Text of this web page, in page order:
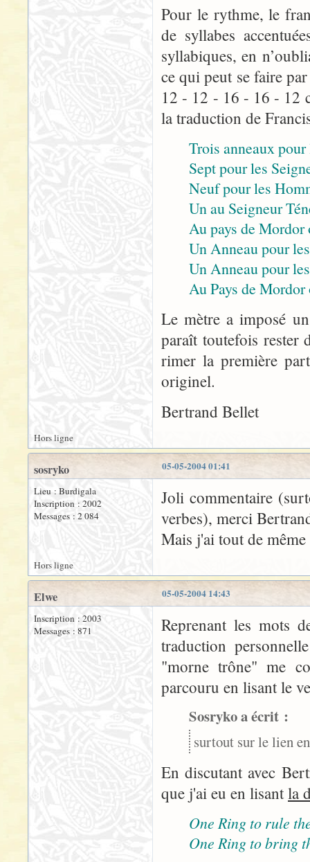
Pour le rythme, le
de syllabes
syllabiques, en
ce qui peut se faire
12 - 12 - 16 - 16 - 12
la traduction de
Trois anneaux
Sept pour les
Neuf pour les
Un au Seigneur
Au pays de Mordor
Un Anneau pour
Un Anneau pour
Au Pays de Mordor
Le mètre a imposé
paraît toutefois rester
rimer la première
originel.
Bertrand Bellet
Hors ligne
05-05-2004 01:41
sosryko
Lieu : Burdigala
Inscription : 2002
Messages : 2 084
Joli commentaire
verbes), merci
Mais j'ai tout de
Hors ligne
05-05-2004 14:43
Elwe
Inscription : 2003
Messages : 871
Reprenant les mots
traduction
"morne trône" me
parcouru en lisant le
Sosryko a écrit :
surtout sur le lien
En discutant avec
que j'ai eu en lisantla
One Ring to rule
One Ring to bring